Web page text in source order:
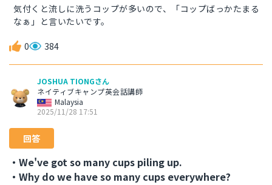
気付くと流しに洗うコップが多いので、「コップばっかたまる
なぁ」と言いたいです。
0 384
JOSHUA TIONGさん
ネイティブキャンプ英会話講師
Malaysia
2025/11/28 17:51
回答
・We've got so many cups piling up.
・Why do we have so many cups everywhere?